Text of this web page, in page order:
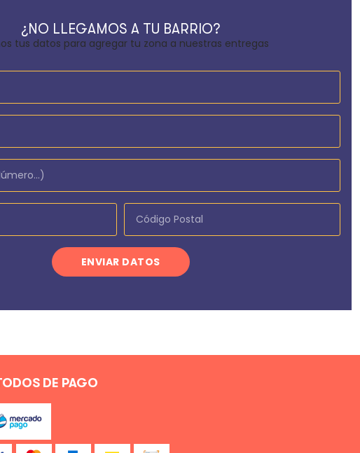
¿NO LLEGAMOS A TU BARRIO?
tus datos para agregar tu zona a nuestras entregas
ENVIAR DATOS
DE PAGO